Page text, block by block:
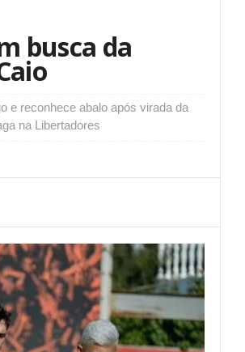
busca da
e reconhece abalo após virada da
na Libertadores